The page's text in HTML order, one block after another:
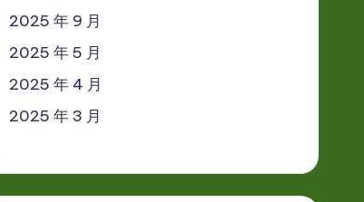
2025 年 9 月
2025 年 5 月
2025 年 4 月
2025 年 3 月